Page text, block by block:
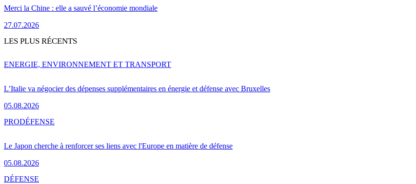
Merci la Chine : elle a sauvé l’économie mondiale
27.07.2026
LES PLUS RÉCENTS
L’Italie va négocier des dépenses supplémentaires en énergie et défense avec Bruxelles
05.08.2026
ENERGIE, ENVIRONNEMENT ET TRANSPORT
Le Japon cherche à renforcer ses liens avec l'Europe en matière de défense
05.08.2026
PRODÉFENSE
DÉFENSE